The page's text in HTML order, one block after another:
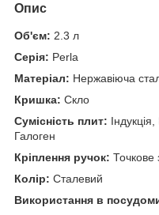
Опис
Об'єм: 2.3 л
Серія: Perla
Матеріал: Нержавіюча
Кришка: Скло
Сумісність плит:
Галоген
Кріплення ручок: Точкове
Колір: Сталевий
Використання в